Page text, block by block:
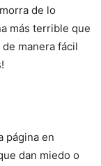
de lo
más terrible que
manera fácil
página en
dan miedo o